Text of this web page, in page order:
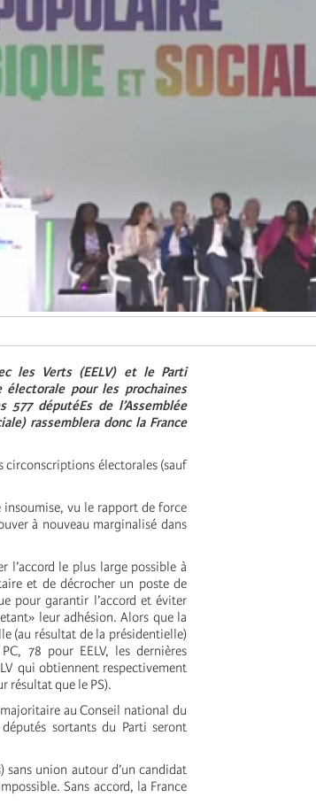
les Verts (EELV) et le Parti
pour les prochaines
députéEs de l’Assemblée
rassemblera donc la France
circonscriptions électorales (sauf
insoumise, vu le rapport de force
à nouveau marginalisé dans
l’accord le plus large possible à
et de décrocher un poste de
pour garantir l’accord et éviter
leur adhésion. Alors que la
(au résultat de la présidentielle)
78 pour EELV, les dernières
qui obtiennent respectivement
résultat que le PS).
au Conseil national du
sortants du Parti seront
union autour d’un candidat
Sans accord, la France